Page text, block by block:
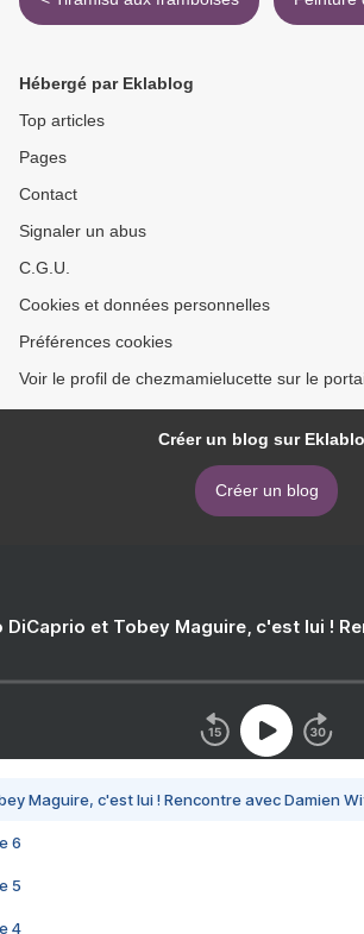
Hébergé par Eklablog
Top articles
Pages
Contact
Signaler un abus
C.G.U.
Cookies et données personnelles
Préférences cookies
Voir le profil de chezmamielucette sur le
Créer un blog sur
Créer un blog
DiCaprio et Tobey Maguire, c'est lui !
Maguire, c'est lui ! Rencontre avec Damien
6
5
4